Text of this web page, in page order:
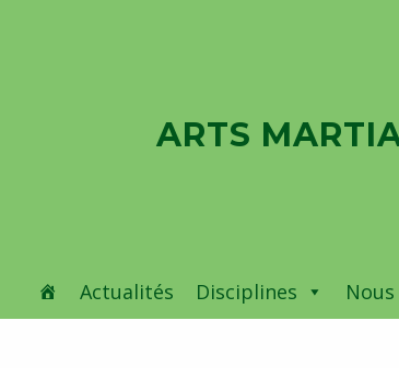
ARTS
Actualités Disciplines